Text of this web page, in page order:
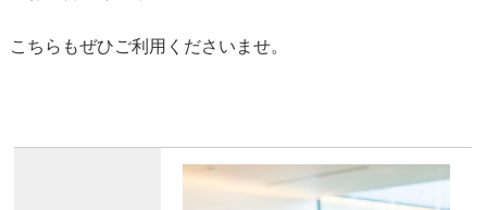
こちらもぜひご利用くださいませ。